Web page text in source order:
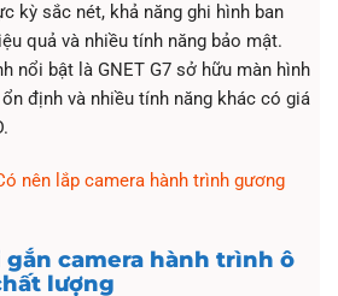
kỳ sắc nét, khả năng ghi hình ban
quả và nhiều tính năng bảo mật.
nổi bật là GNET G7 sở hữu màn hình
định và nhiều tính năng khác có giá
nên lắp camera hành trình gương
camera hành trình ô
lượng